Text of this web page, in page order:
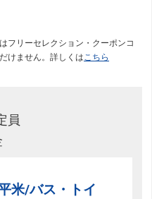
フリーセレクション・クーポンコ
けません。詳しくはこちら
員
米/バス・トイ